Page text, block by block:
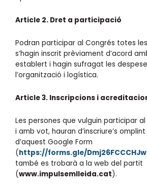
Article 2. Dret a participació
Podran participar al Congrés totes
s’hagin inscrit prèviament d’acord
establert i hagin sufragat les
l’organització i logística.
Article 3. Inscripcions i
Les persones que vulguin participar
i amb vot, hauran d’inscriure’s omplint
d’aquest Google Form
(https://forms.gle/
també es trobarà a la web del partit
(www.impulsemlleida.cat).